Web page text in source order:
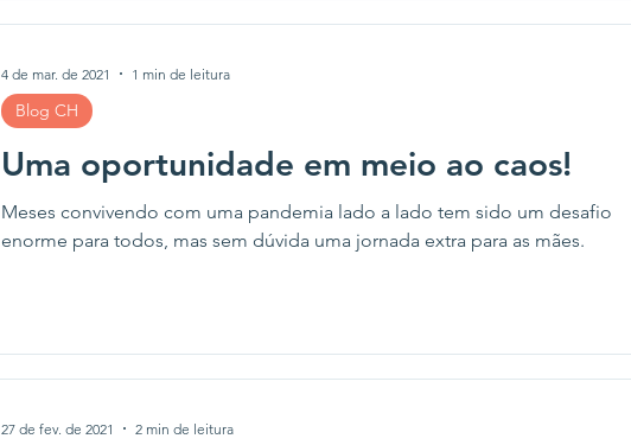
Uma oportunidade em meio ao caos!
Meses convivendo com uma pandemia lado a lado tem sido um desafio
enorme para todos, mas sem dúvida uma jornada extra para as mães.
Blog CH
4 de mar. de 2021 1 min de leitura
27 de fev. de 2021 2 min de leitura